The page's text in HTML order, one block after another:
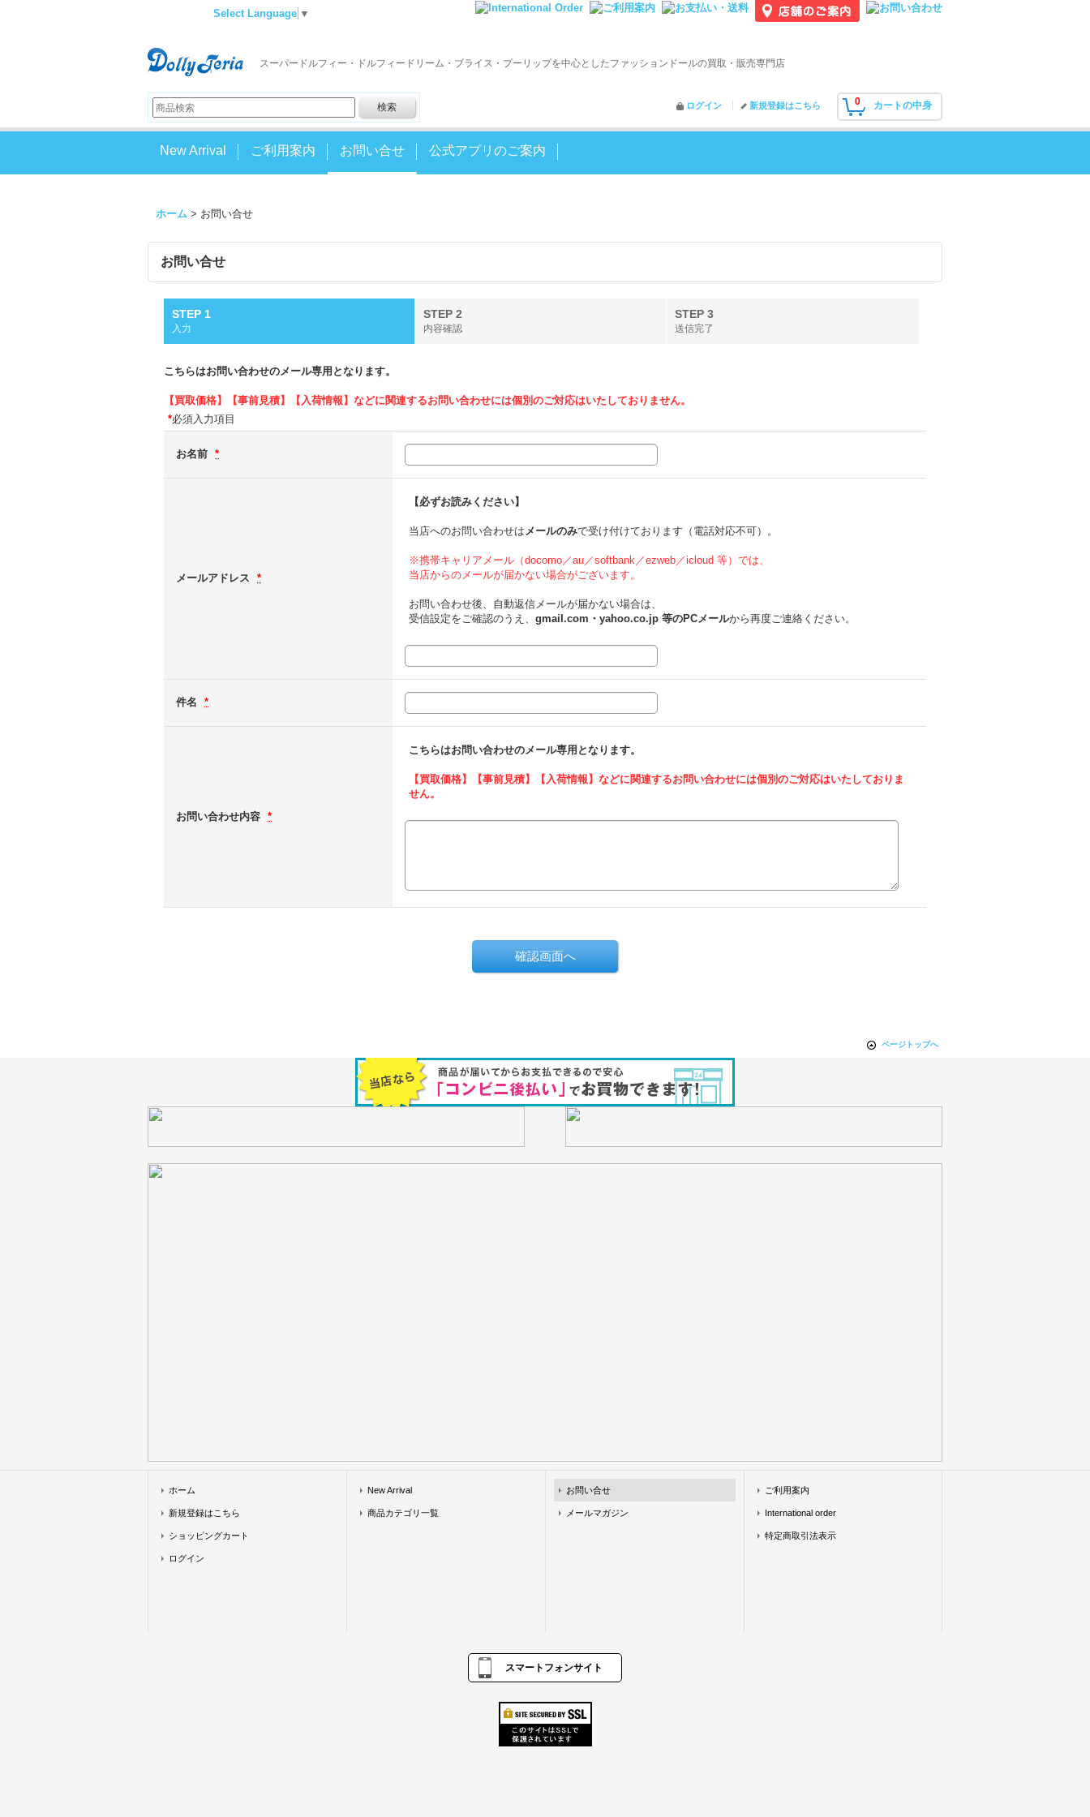
Select Language ▼
スーパードルフィー・ドルフィードリーム・ブライス・プーリップを中心としたファッションドールの買取・販売専門店
0 カートの中身
ログイン 新規登録はこちら
New Arrival ご利用案内 お問い合せ 公式アプリのご案内
ホーム > お問い合せ
お問い合せ
STEP 1
入力
STEP 2
内容確認
STEP 3
送信完了
こちらはお問い合わせのメール専用となります。
【買取価格】【事前見積】【入荷情報】などに関連するお問い合わせには個別のご対応はいたしておりません。
*必須入力項目
お名前 *
メールアドレス *
【必ずお読みください】
当店へのお問い合わせはメールのみで受け付けております（電話対応不可）。
※携帯キャリアメール（docomo／au／softbank／ezweb／icloud 等）では、
当店からのメールが届かない場合がございます。
お問い合わせ後、自動返信メールが届かない場合は、
受信設定をご確認のうえ、 gmail.com・yahoo.co.jp 等のPCメールから再度ご連絡ください。
件名 *
お問い合わせ内容 *
こちらはお問い合わせのメール専用となります。
【買取価格】【事前見積】【入荷情報】などに関連するお問い合わせには個別のご対応はいたしておりま
せん。
ページトップへ
ホーム
新規登録はこちら
ショッピングカート
ログイン
New Arrival
商品カテゴリ一覧
お問い合せ
メールマガジン
ご利用案内
International order
特定商取引法表示
スマートフォンサイト